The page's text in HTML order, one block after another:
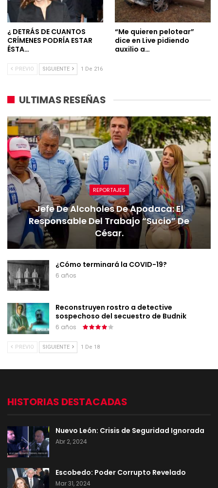
¿ DETRÁS DE CUANTOS
CRÍMENES PODRÍA ESTAR
ÉSTA…
“Me quieren pelotear”
dice en Live pidiendo
auxilio a…
PREVIO SIGUIENTE 1 De 216
ULTIMAS RESEÑAS
REPORTAJES
Jefe De Alcoholes De Apodaca: El
Responsable Del Trabajo “sucio” De
César.
¿Cómo terminará la COVID-19?
6 años
Reconstruyen rostro a detective
sospechoso del secuestro de Budnik
6 años
PREVIO SIGUIENTE 1 De 18
HISTORIAS DESTACADAS
Nuevo León: Crisis de Seguridad Ignorada
Abr 2, 2024
Escobedo: Poder Corrupto Revelado
Mar 31, 2024